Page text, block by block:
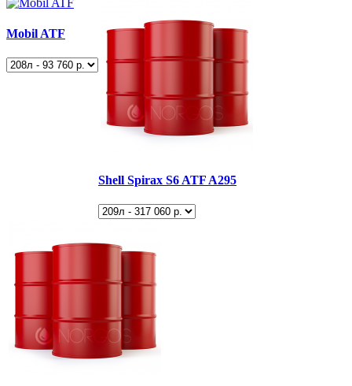
Mobil ATF
Shell Spirax S6 ATF A295